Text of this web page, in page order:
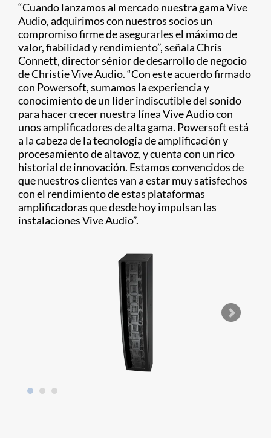
“Cuando lanzamos al mercado nuestra gama Vive
Audio, adquirimos con nuestros socios un
compromiso firme de asegurarles el máximo de
valor, fiabilidad y rendimiento”, señala Chris
Connett, director sénior de desarrollo de negocio
de Christie Vive Audio. “Con este acuerdo firmado
con Powersoft, sumamos la experiencia y
conocimiento de un líder indiscutible del sonido
para hacer crecer nuestra línea Vive Audio con
unos amplificadores de alta gama. Powersoft está
a la cabeza de la tecnología de amplificación y
procesamiento de altavoz, y cuenta con un rico
historial de innovación. Estamos convencidos de
que nuestros clientes van a estar muy satisfechos
con el rendimiento de estas plataformas
amplificadoras que desde hoy impulsan las
instalaciones Vive Audio”.